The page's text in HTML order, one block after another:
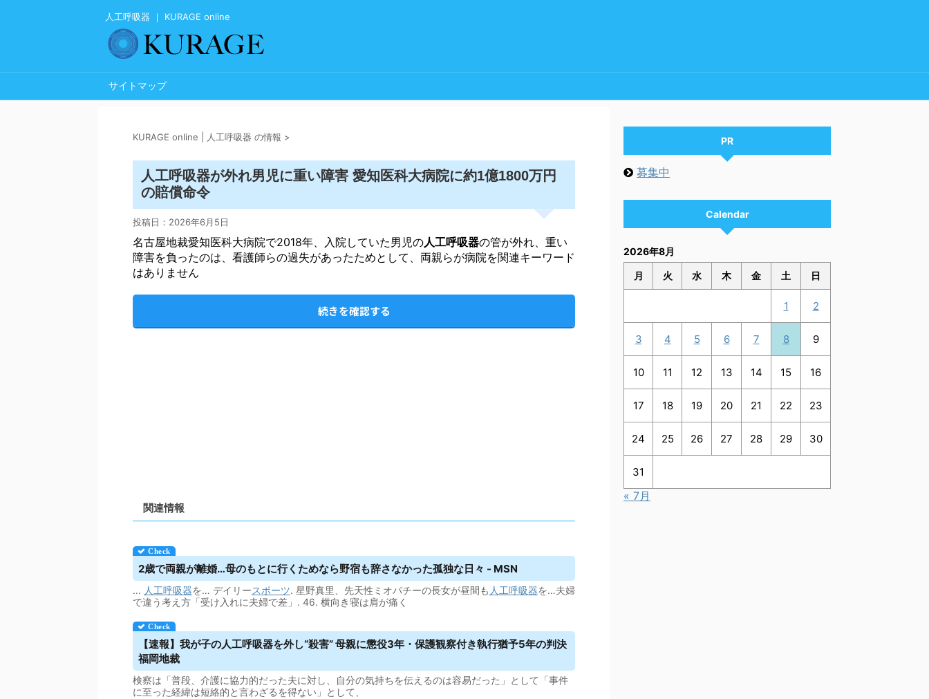
人工呼吸器 ｜ KURAGE online
サイトマップ
KURAGE online | 人工呼吸器 の情報 >
人工呼吸器が外れ男児に重い障害 愛知医科大病院に約1億1800万円
の賠償命令
投稿日： 2026年6月5日
名古屋地裁愛知医科大病院で2018年、入院していた男児の人工呼吸器の管が外れ、重い
障害を負ったのは、看護師らの過失があったためとして、両親らが病院を関連キーワード
はありません
続きを確認する
関連情報
2歳で両親が離婚…母のもとに行くためなら野宿も辞さなかった孤独な日々 - MSN
... 人工呼吸器を… デイリースポーツ. 星野真里、先天性ミオパチーの長女が昼間も 人工呼吸器を…夫婦
で違う考え方「受け入れに夫婦で差」. 46. 横向き寝は肩が痛く
【速報】我が子の人工呼吸器を外し“殺害” 母親に懲役3年・保護観察付き執行猶予5年の判決
福岡地裁
検察は「普段、介護に協力的だった夫に対し、自分の気持ちを伝えるのは容易だった」として「事件
に至った経緯は短絡的と言わざるを得ない」として、
PR
募集中
Calendar
2026年8月
月 火 水 木 金 土 日
1 2
3 4 5 6 7 8 9
10 11 12 13 14 15 16
17 18 19 20 21 22 23
24 25 26 27 28 29 30
31
« 7月